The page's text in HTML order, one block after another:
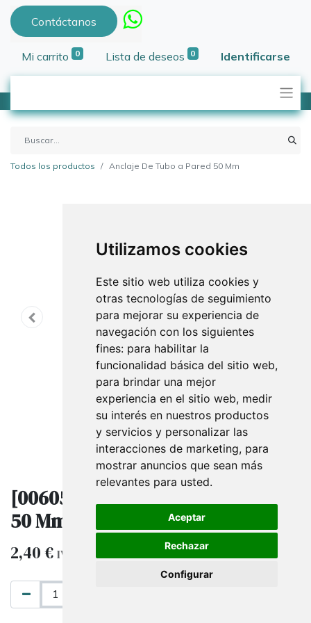
Utilizamos cookies
Este sitio web utiliza cookies y
otras tecnologías de seguimiento
para mejorar su experiencia de
navegación con los siguientes
fines: para habilitar la
funcionalidad básica del sitio web,
para brindar una mejor
experiencia en el sitio web, medir
su interés en nuestros productos
y servicios y personalizar las
interacciones de marketing, para
mostrar anuncios que sean más
relevantes para usted.
Aceptar
Rechazar
Configurar
Contáctanos
Mi carrito 0 Lista de deseos 0 Identificarse
Todos los productos Anclaje De Tubo a Pared 50 Mm
[006055] Anclaje De Tubo a Pared
50 Mm
2,40€ IVA excluido